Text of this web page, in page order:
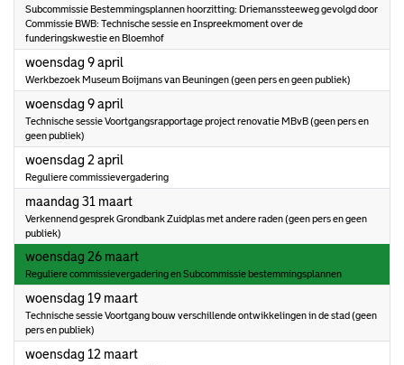
Subcommissie Bestemmingsplannen hoorzitting: Driemanssteeweg gevolgd door
Commissie BWB: Technische sessie en Inspreekmoment over de
funderingskwestie en Bloemhof
woensdag 9 april
Werkbezoek Museum Boijmans van Beuningen (geen pers en geen publiek)
woensdag 9 april
Technische sessie Voortgangsrapportage project renovatie MBvB (geen pers en
geen publiek)
woensdag 2 april
Reguliere commissievergadering
maandag 31 maart2025
Verkennend gesprek Grondbank Zuidplas met andere raden (geen pers en geen
publiek)
woensdag 26 maart2025
Reguliere commissievergadering en Subcommissie bestemmingsplannen
woensdag 19 maart2025
Technische sessie Voortgang bouw verschillende ontwikkelingen in de stad (geen
pers en publiek)
woensdag 12 maart2025